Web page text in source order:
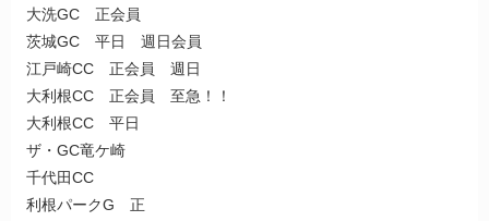
大洗GC 正会員
茨城GC 平日 週日会員
江戸崎CC 正会員 週日
大利根CC 正会員 至急！！
大利根CC 平日
ザ・GC竜ケ崎
千代田CC
利根パークG 正